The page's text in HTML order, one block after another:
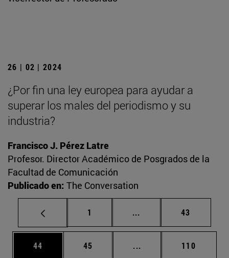
26 | 02 | 2024
¿Por fin una ley europea para ayudar a
superar los males del periodismo y su
industria?
Francisco J. Pérez Latre
Profesor. Director Académico de Posgrados de la
Facultad de Comunicación
Publicado en: The Conversation
Página
1 ... Páginas intermedias
Página
43
Página
44 Página
45 ... Páginas intermedias
Página
110